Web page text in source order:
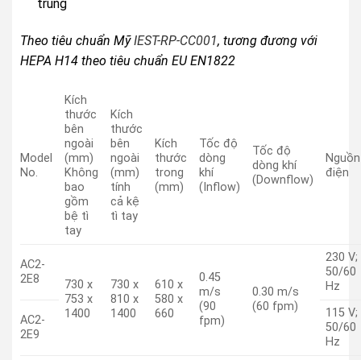
trùng
Theo tiêu chuẩn MỹIEST-RP-CC001, tương đương với
HEPA H14 theo tiêu chuẩn EU EN1822
Model
No.
Kích
thước
bên
ngoài
(mm)
Không
bao
gồm
bệ tì
tay
Kích
thước
bên
ngoài
(mm)
tính
cả kệ
tì tay
Kích
thước
trong
(mm)
Tốc độ
dòng
khí
(Inflow)
Tốc độ
dòng khí
(Downflow)
Nguồn
điện
AC2-
2E8
730 x
753 x
1400
730 x
810 x
1400
610 x
580 x
660
0.45
m/s
(90
fpm)
0.30 m/s
(60 fpm)
230 V;
50/60
Hz
AC2-
2E9
115 V;
50/60
Hz